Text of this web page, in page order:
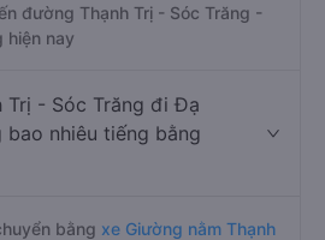
đường Thạnh Trị - Sóc Trăng -
hiện nay
Trị - Sóc Trăng đi Đạ
nhiêu tiếng bằng
bằng xe Giường nằm Thạnh